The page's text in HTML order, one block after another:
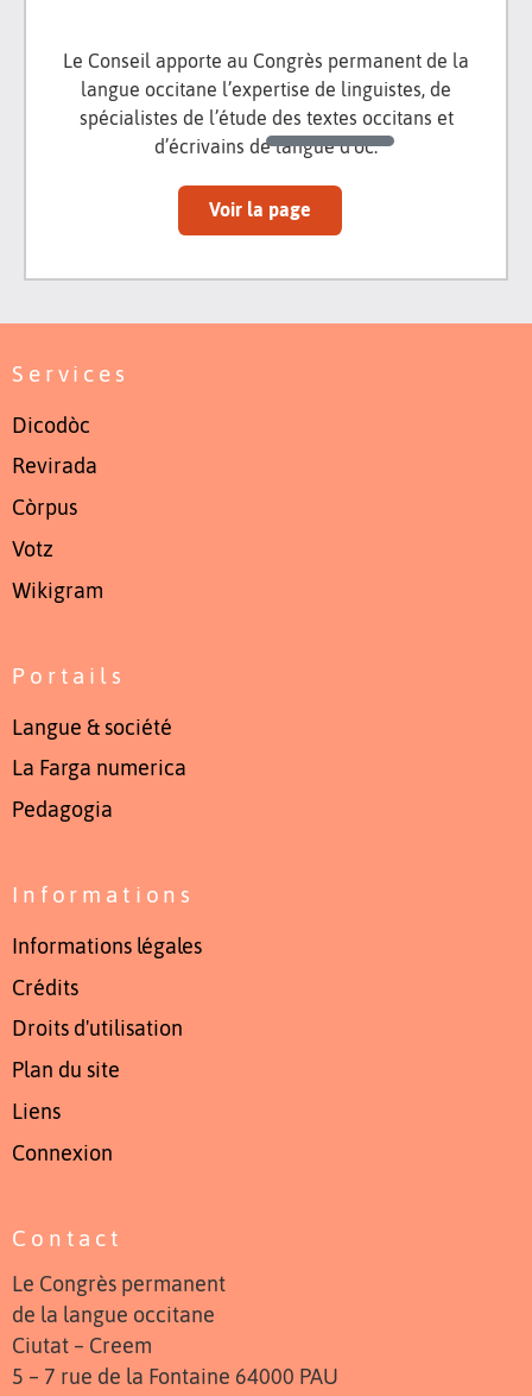
Le Conseil apporte au Congrès permanent de la
langue occitane l’expertise de linguistes, de
spécialistes de l’étude des textes occitans et
d’écrivains de langue d’oc.
Voir la page
Services
Dicodòc
Revirada
Còrpus
Votz
Wikigram
Portails
Langue & société
La Farga numerica
Pedagogia
Informations
Informations légales
Crédits
Droits d'utilisation
Plan du site
Liens
Connexion
Contact
Le Congrès permanent
de la langue occitane
Ciutat – Creem
5 – 7 rue de la Fontaine 64000 PAU